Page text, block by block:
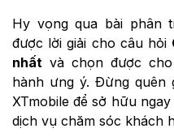
Hy vọng qua bài phân
được lời giải cho câu hỏi
nhất và chọn được
hành ưng ý. Đừng quên
XTmobile để sở hữu
dịch vụ chăm sóc khách